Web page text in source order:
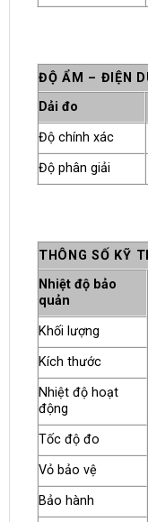
ĐỘ ẨM – ĐIỆN
Dải đo
Độ chính xác
Độ phân giải
THÔNG SỐ KỸ
Nhiệt độ bảo
quản
Khối lượng
Kích thước
Nhiệt độ hoạt
động
Tốc độ đo
Vỏ bảo vệ
Bảo hành